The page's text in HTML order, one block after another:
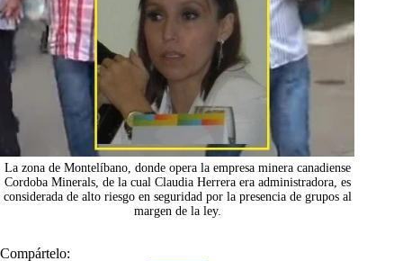
La zona de Montelíbano, donde opera la empresa minera canadiense
Cordoba Minerals, de la cual Claudia Herrera era administradora, es
considerada de alto riesgo en seguridad por la presencia de grupos al
margen de la ley.
Compártelo: